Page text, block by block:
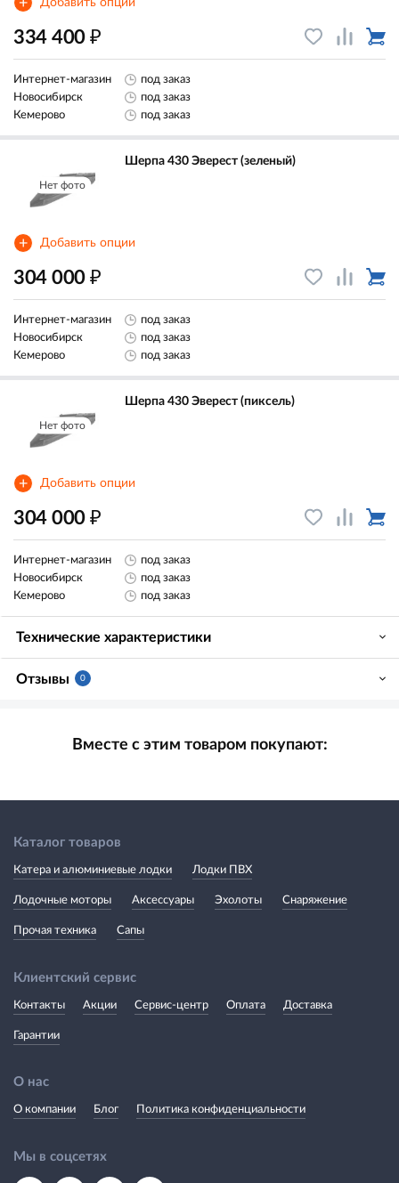
+
334 400 ₽
Интернет-магазин
под заказ
Новосибирск
под заказ
Кемерово
под заказ
Нет фото
Шерпа 430 Эверест (зеленый)
+ Добавить опции
304 000 ₽
Интернет-магазин
под заказ
Новосибирск
под заказ
Кемерово
под заказ
Нет фото
Шерпа 430 Эверест (пиксель)
+ Добавить опции
304 000 ₽
Интернет-магазин
под заказ
Новосибирск
под заказ
Кемерово
под заказ
Технические характеристики
Отзывы 0
Вместе с этим товаром покупают:
Каталог товаров
Катера и алюминиевые лодки Лодки ПВХ
Лодочные моторы Аксессуары Эхолоты Снаряжение
Прочая техника Сапы
Клиентский сервис
Контакты Акции Сервис-центр Оплата Доставка
Гарантии
О нас
О компании Блог Политика конфиденциальности
Мы в соцсетях